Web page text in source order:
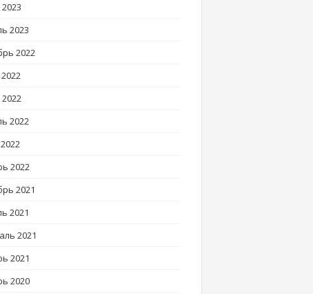
2023
2022
2022
2022
2021
2021
2021
2021
2020